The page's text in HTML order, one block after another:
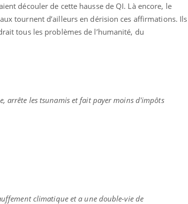
découler de cette hausse de QI. Là encore, le
tournent d’ailleurs en dérision ces affirmations. Ils
tous les problèmes de l’humanité, du
arrête les tsunamis et fait payer moins d'impôts
climatique et a une double-vie de